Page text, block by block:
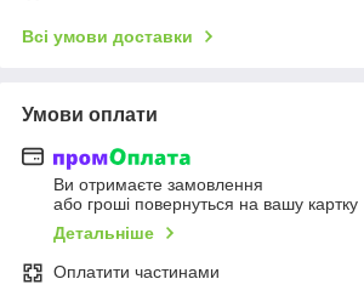
Всі умови доставки
Умови оплати
Ви отримаєте замовлення
або гроші повернуться на вашу картку
Детальніше
Оплатити частинами